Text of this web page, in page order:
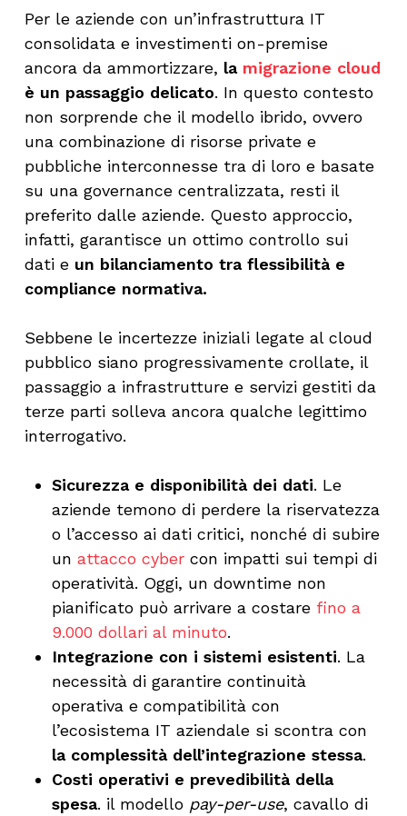
Per le aziende con un’infrastruttura IT
consolidata e investimenti on-premise
ancora da ammortizzare, la migrazione cloud
è un passaggio delicato. In questo contesto
non sorprende che il modello ibrido, ovvero
una combinazione di risorse private e
pubbliche interconnesse tra di loro e basate
su una governance centralizzata, resti il
preferito dalle aziende. Questo approccio,
infatti, garantisce un ottimo controllo sui
dati e un bilanciamento tra flessibilità e
compliance normativa.
Sebbene le incertezze iniziali legate al cloud
pubblico siano progressivamente crollate, il
passaggio a infrastrutture e servizi gestiti da
terze parti solleva ancora qualche legittimo
interrogativo.
Sicurezza e disponibilità dei dati. Le
aziende temono di perdere la riservatezza
o l’accesso ai dati critici, nonché di subire
un attacco cybercon impatti sui tempi di
operatività. Oggi, un downtime non
pianificato può arrivare a costare fino a
9.000 dollari al minuto.
Integrazione con i sistemi esistenti. La
necessità di garantire continuità
operativa e compatibilità con
l’ecosistema IT aziendale si scontra con
la complessità dell’integrazione stessa.
Costi operativi e prevedibilità della
spesa. il modellopay-per-use, cavallo di